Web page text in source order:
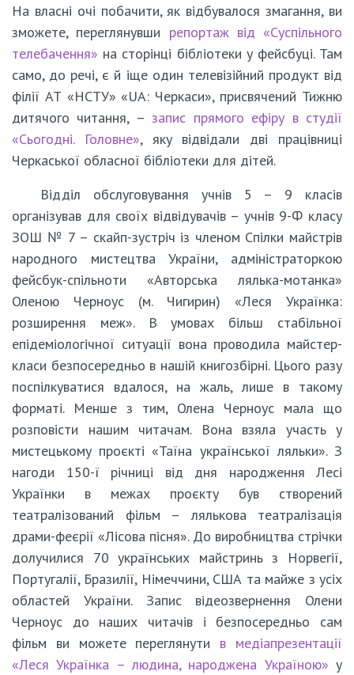
На власні очі побачити, як відбувалося змагання, ви
зможете, переглянувши репортаж від «Суспільного
телебачення» на сторінці бібліотеки у фейсбуці. Там
само, до речі, є й іще один телевізійний продукт від
філії АТ «НСТУ» «UA: Черкаси», присвячений Тижню
дитячого читання, –запис прямого ефіру в студії
«Сьогодні. Головне», яку відвідали дві працівниці
Черкаської обласної бібліотеки для дітей.
Відділ обслуговування учнів 5 – 9 класів
організував для своїх відвідувачів – учнів 9-Ф класу
ЗОШ № 7 – скайп-зустріч із членом Спілки майстрів
народного мистецтва України, адміністраторкою
фейсбук-спільноти «Авторська лялька-мотанка»
Оленою Черноус (м. Чигирин) «Леся Українка:
розширення меж». В умовах більш стабільної
епідеміологічної ситуації вона проводила майстер-
класи безпосередньо в нашій книгозбірні. Цього разу
поспілкуватися вдалося, на жаль, лише в такому
форматі. Менше з тим, Олена Черноус мала що
розповісти нашим читачам. Вона взяла участь у
мистецькому проєкті «Таїна української ляльки». З
нагоди 150-ї річниці від дня народження Лесі
Українки в межах проєкту був створений
театралізований фільм – лялькова театралізація
драми-феєрії «Лісова пісня». До виробництва стрічки
долучилися 70 українських майстринь з Норвегії,
Португалії, Бразилії, Німеччини, США та майже з усіх
областей України. Запис відеозвернення Олени
Черноус до наших читачів і безпосередньо сам
фільм ви можете переглянути в медіапрезентації
«Леся Українка – людина, народжена Україною» у